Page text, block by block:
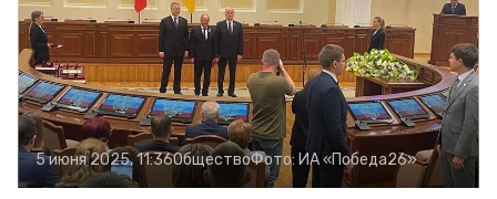
5 июня 2025, 11:36ОбществоФото: ИА «Победа26»